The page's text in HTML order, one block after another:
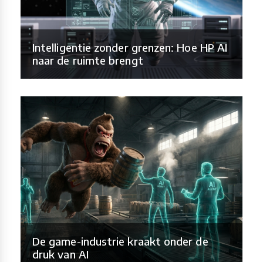
Intelligentie zonder grenzen: Hoe HP AI
naar de ruimte brengt
De game-industrie kraakt onder de
druk van AI